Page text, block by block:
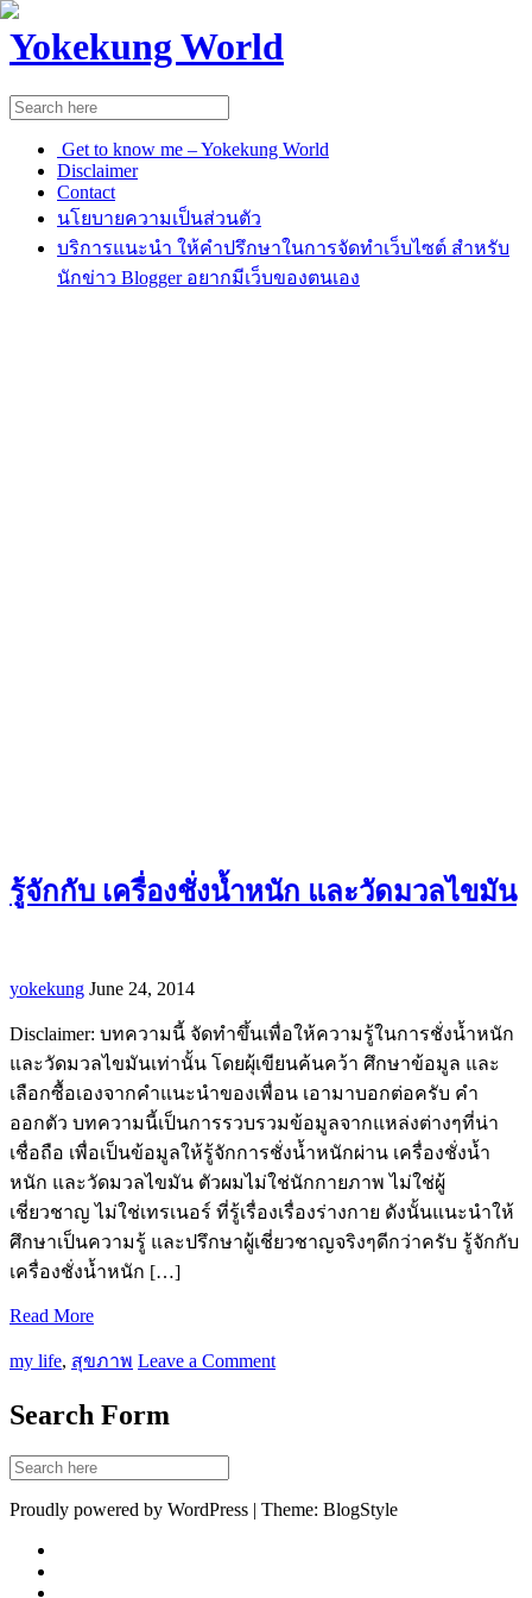
Yokekung World
Get to know me – Yokekung World
Disclaimer
Contact
นโยบายความเป็นส่วนตัว
บริการแนะนำ ให้คำปรึกษาในการจัดทำเว็บไซต์ สำหรับ
นักข่าว Blogger อยากมีเว็บของตนเอง
รู้จักกับ เครื่องชั่งน้ำหนัก และวัดมวลไขมัน
yokekung June 24, 2014
Disclaimer: บทความนี้ จัดทำขึ้นเพื่อให้ความรู้ในการชั่งน้ำหนัก
และวัดมวลไขมันเท่านั้น โดยผุ้เขียนค้นคว้า ศึกษาข้อมูล และ
เลือกซื้อเองจากคำแนะนำของเพื่อน เอามาบอกต่อครับ คำ
ออกตัว บทความนี้เป็นการรวบรวมข้อมูลจากแหล่งต่างๆที่น่า
เชื่อถือ เพื่อเป็นข้อมูลให้รู้จักการชั่งน้ำหนักผ่าน เครื่องชั่งน้ำ
หนัก และวัดมวลไขมัน ตัวผมไม่ใช่นักกายภาพ ไม่ใช่ผู้
เชี่ยวชาญ ไม่ใช่เทรเนอร์ ที่รู้เรื่องเรื่องร่างกาย ดังนั้นแนะนำให้
ศึกษาเป็นความรู้ และปรึกษาผู้เชี่ยวชาญจริงๆดีกว่าครับ รู้จักกับ
เครื่องชั่งน้ำหนัก […]
Read More
my life, สุขภาพ Leave a Comment
Search Form
Proudly powered by WordPress | Theme: BlogStyle